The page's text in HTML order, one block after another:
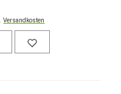
Versandkosten